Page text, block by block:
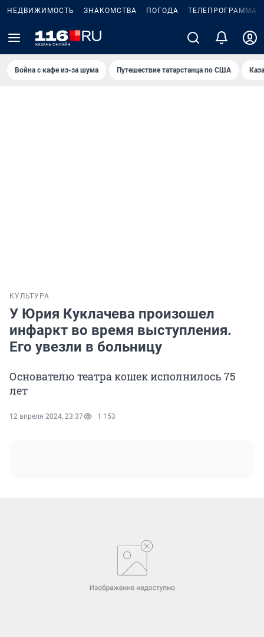
НЕДВИЖИМОСТЬ ЗНАКОМСТВА ПОГОДА ТЕЛЕПРОГРАММА
Война с кафе из-за шума Путешествие татарстанца по США
КУЛЬТУРА
У Юрия Куклачева произошел
инфаркт во время выступления.
Его увезли в больницу
Основателю театра кошек исполнилось 75
лет
12 апреля 2024, 23:37 1 153